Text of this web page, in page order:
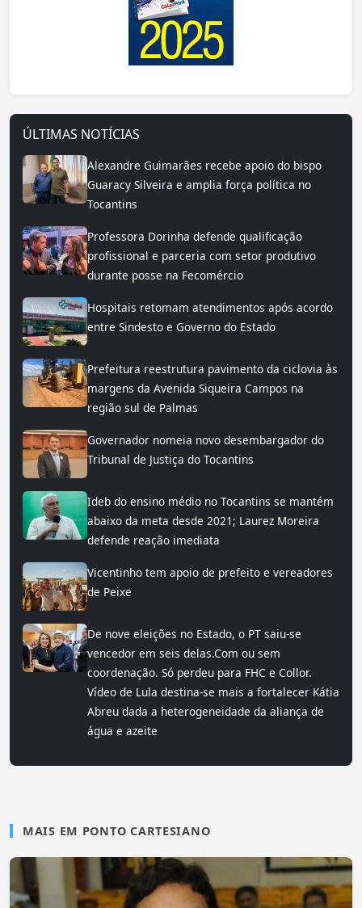
ÚLTIMAS NOTÍCIAS
Alexandre Guimarães recebe apoio do bispo
Guaracy Silveira e amplia força política no
Tocantins
Professora Dorinha defende qualificação
profissional e parceria com setor produtivo
durante posse na Fecomércio
Hospitais retomam atendimentos após acordo
entre Sindesto e Governo do Estado
Prefeitura reestrutura pavimento da ciclovia às
margens da Avenida Siqueira Campos na
região sul de Palmas
Governador nomeia novo desembargador do
Tribunal de Justiça do Tocantins
Ideb do ensino médio no Tocantins se mantém
abaixo da meta desde 2021; Laurez Moreira
defende reação imediata
Vicentinho tem apoio de prefeito e vereadores
de Peixe
De nove eleições no Estado, o PT saiu-se
vencedor em seis delas.Com ou sem
coordenação. Só perdeu para FHC e Collor.
Vídeo de Lula destina-se mais a fortalecer Kátia
Abreu dada a heterogeneidade da aliança de
água e azeite
MAIS EM PONTO CARTESIANO